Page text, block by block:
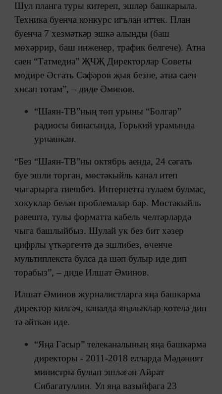
Шул планга туры китереп, эшләр башкарыла.
Техника буенча конкурс игълан иттек. План
буенча 7 хезмәткәр эшкә алынды (баш
мөхәррир, баш инженер, трафик белгече). Атна
саен “Татмедиа” ҖЧҖ Директорлар Советы
мөдире Әсгать Сәфәров җыя безне, атна саен
хисап тотам”, – диде Әминов.
“Шаян-ТВ”ның төп урыны “Болгар”
радиосы бинасында, Горький урамында
урнашкан.
“Без “Шаян-ТВ”ны октябрь аенда, 24 сәгать
буе эшли торган, мөстәкыйль канал итеп
чыгарырга тиешбез. Интернетта тулаем булмас,
хокуклар белән проблемалар бар. Мөстәкыйль
рәвештә, тулы форматта кабель челтәрләрдә
чыга башлыйбыз. Шулай ук без бит хәзер
цифрлы үткәргечтә дә эшлибез, өченче
мультиплекста булса да шәп булыр иде дип
торабыз”, – диде Илшат Әминов.
Илшат Әминов журналистларга яңа башкарма
директор килгәч, каналда яңалыклар көтелә дип
тә әйткән иде.
“Яңа Гасыр” телеканалының яңа башкарма
директоры - 2011-2018 елларда Мәдәният
министры булып эшләгән Айрат
Сибагатуллин. Ул яңа вазыйфага 23